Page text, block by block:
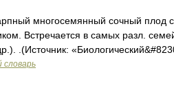
многосемянный сочный плод
Встречается в самых разл.
.(Источник:
словарь